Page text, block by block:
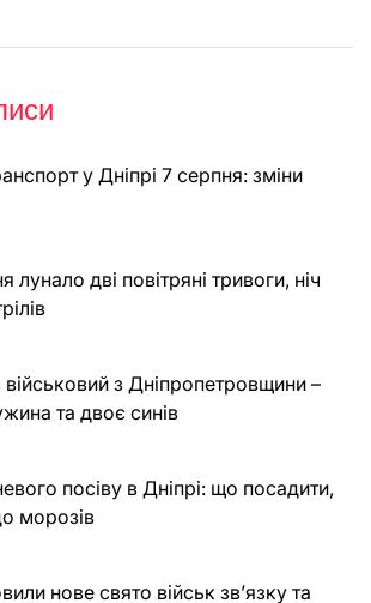
у Дніпрі 7 серпня: зміни
лунало дві повітряні тривоги, ніч
військовий з Дніпропетровщини –
та двоє синів
посіву в Дніпрі: що посадити,
морозів
нове свято військ зв’язку та